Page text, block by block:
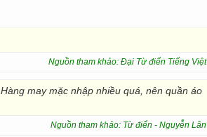
Nguồn tham khảo: Đại Từ điển Tiếng Việt
Hàng may mặc nhập nhiều quá, nên quần áo
Nguồn tham khảo: Từ điển - Nguyễn Lân